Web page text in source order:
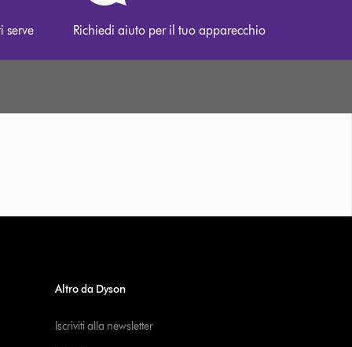
serve Richiedi aiuto per il tuo apparecchio
Altro da Dyson
Iscriviti alla newsletter